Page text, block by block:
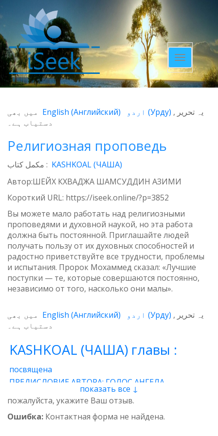
Toggle
navigation
یہ تحریر (Урду)
English (Английский)
میں بھی
دستیاب ہے۔
Религиозная проповедь
مکمل کتاب : KASHKOAL (ЧАША)
Автор:ШЕЙХ КХВАДЖА ШАМСУДДИН АЗИМИ
Короткий URL: https://iseek.online/?p=3852
Вы можете мало работать над религиозными
проповедями и духовной наукой, но эта работа
должна быть постоянной. Приглашайте людей
получать пользу от их духовных способностей и
радостно приветствуйте все трудности, проблемы
и испытания. Пророк Мохаммед сказал: «Лучшие
поступки — те, которые совершаются постоянно,
независимо от того, насколько они малы».
یہ تحریر (Урду)
English (Английский)
میں بھی
دستیاب ہے۔
KASHKOAL (ЧАША) главы :
посвящена
ПРЕДИСЛОВИЕ АВТОРА: ГОЛОС АНГЕЛА
1 - Энергия
2 - Атом 3 - Восток и Запад
4 - Пространственные нити
5 - Звучащая глина
6 - Итог 7 - Качества
8 - وجدان
показать все ↓
пожалуйста, укажите Ваш отзыв.
Ошибка: Контактная форма не найдена.